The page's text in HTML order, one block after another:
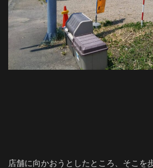
店舗に向かおうとしたところ、そこを